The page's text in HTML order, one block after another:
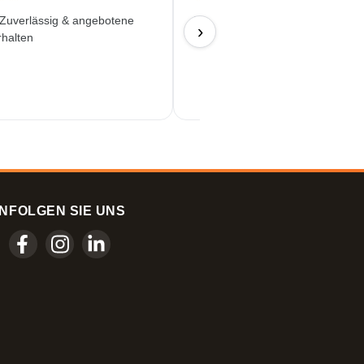
& angebotene
Hat alles wunderbar geklappt...
17/06/2026
›
FOLGEN SIE UNS